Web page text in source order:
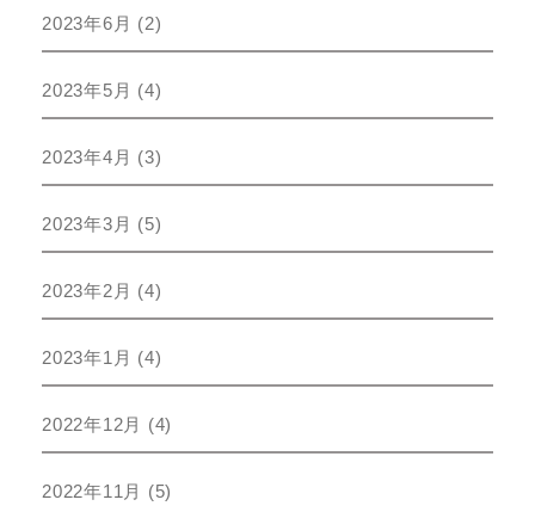
2023年6月 (2)
2023年5月 (4)
2023年4月 (3)
2023年3月 (5)
2023年2月 (4)
2023年1月 (4)
2022年12月 (4)
2022年11月 (5)